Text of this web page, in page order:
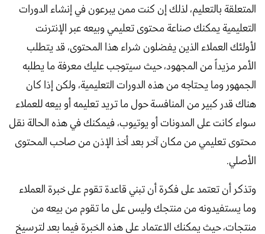
المتعلقة بالتعليم، لذلك إن كنت ممن يبرعون في إنشاء الدورات
التعليمية يمكنك صناعة محتوى تعليمي وبيعه عبر الإنترنت
لأولئك العملاء الذين يفضلون شراء هذا المحتوى، قد يتطلب
الأمر مزيداً من المجهود، حيث سيتوجب عليك معرفة ما يطلبه
الجمهور وما يحتاجه من هذه الدورات التعليمية، ولكن إذا كان
هناك قدر كبير من المنافسة حول ما تريد تعليمه أو بيعه للعملاء
سواء كانت على المدونات أو يوتيوب، فيمكنك في هذه الحالة نقل
محتوى تعليمي من مكان آخر بعد أخذ الإذن من صاحب المحتوى
الأصلي.
وتذكر أن تعتمد على فكرة أن تبني قاعدة تقوم على خبرة العملاء
وما يستفيدونه من منتجك وليس على ما تقوم من بيعه من
منتجات، حيث يمكنك الاعتماد على هذه الخبرة فيما بعد لترسيخ